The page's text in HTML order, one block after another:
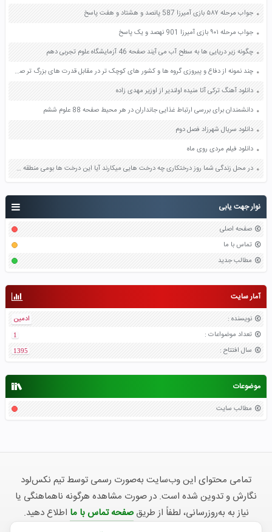
نوار جهت یابی
صفحه اصلی
تماس با ما
مطالب جدید
آمار سایت
نویسنده :
ادمین
تعداد موضواعات :
1
سال افتتاح :
1395
موضوعات
مطالب سایت
جواب مرحله ۵۸۷ بازی آمیرزا 587 پانصد و هشتاد و هفت پاسخ
جواب مرحله ۹۰۱ بازی آمیرزا 901 نهصد و یک پاسخ
چگونه زیر دریایی ها به سطح آب می آیند صفحه 46 آزمایشگاه علوم تجربی دهم
چند نمونه از دفاع و پیروزی گروه ها و کشور های کوچک تر در مقابل قدرت های بزرگ تر صفحه 19 آمادگی دفاعی نهم
دانلود آهنگ ترکی آتا منیده اولندیر از اوزیر مهدی زاده
دانشمندان برای بررسی ارتباط غذایی جانداران در هر محیط صفحه 88 علوم ششم
دانلود سریال شهرزاد فصل دوم
دانلود فیلم مردی روی ماه
در محل زندگی شما روز درختکاری چه درخت هایی میکارند آیا این درخت ها بومی منطقه شما هستند صفحه 94 علوم ششم
تمامی محتوای این وب‌سایت به‌صورت رسمی توسط تیم نکس‌لود
نگارش و تدوین شده است. در صورت مشاهده هرگونه ناهماهنگی یا
نیاز به به‌روزرسانی، لطفاً از طریقصفحه تماس با ما اطلاع دهید.